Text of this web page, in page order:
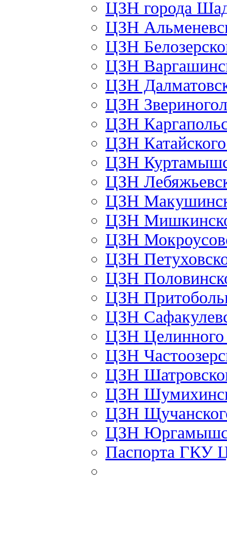
ЦЗН города
ЦЗН
ЦЗН
ЦЗН
ЦЗН
ЦЗН
ЦЗН
ЦЗН
ЦЗН
ЦЗН
ЦЗН
ЦЗН
ЦЗН
ЦЗН
ЦЗН
ЦЗН
ЦЗН
ЦЗН
ЦЗН
ЦЗН
ЦЗН
ЦЗН
ЦЗН
Паспорта ГКУ